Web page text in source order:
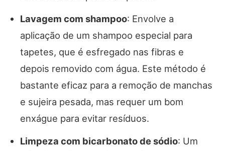
Lavagem com shampoo: Envolve a
aplicação de um shampoo especial para
tapetes, que é esfregado nas fibras e
depois removido com água. Este método é
bastante eficaz para a remoção de manchas
e sujeira pesada, mas requer um bom
enxágue para evitar resíduos.
Limpeza com bicarbonato de sódio: Um